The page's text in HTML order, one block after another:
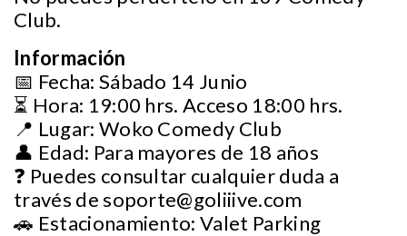
Club.
Información
📅 Fecha: Sábado 14 Junio
⏳ Hora: 19:00 hrs. Acceso 18:00 hrs.
📍 Lugar: Woko Comedy Club
👤 Edad: Para mayores de 18 años
❓ Puedes consultar cualquier duda a
través desoporte@goliiive.com
🚗 Estacionamiento: Valet Parking